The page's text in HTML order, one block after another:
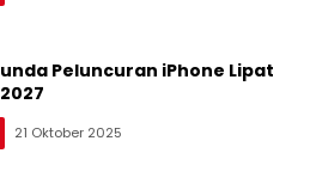
Peluncuran iPhone Lipat
21 Oktober 2025